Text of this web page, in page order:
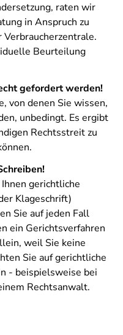
raten wir
in Anspruch zu
Beurteilung
gefordert werden!
von denen Sie wissen,
unbedingt. Es ergibt
Rechtsstreit zu
gerichtliche
Klageschrift)
Sie auf jeden Fall
ein Gerichtsverfahren
weil Sie keine
Sie auf gerichtliche
- beispielsweise bei
Rechtsanwalt.